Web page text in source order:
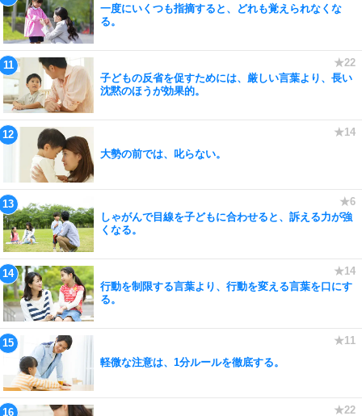
一度にいくつも指摘すると、どれも覚えられなくな
る。
子どもの反省を促すためには、厳しい言葉より、長い
沈黙のほうが効果的。
大勢の前では、叱らない。
しゃがんで目線を子どもに合わせると、訴える力が強
くなる。
行動を制限する言葉より、行動を変える言葉を口にす
る。
軽微な注意は、1分ルールを徹底する。